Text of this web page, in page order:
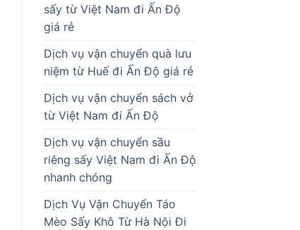
sấy từ Việt Nam đi Ấn Độ
giá rẻ
Dịch vụ vận chuyển quà lưu
niệm từ Huế đi Ấn Độ giá rẻ
Dịch vụ vận chuyển sách vở
từ Việt Nam đi Ấn Độ
Dịch vụ vận chuyển sầu
riêng sấy Việt Nam đi Ấn Độ
nhanh chóng
Dịch Vụ Vận Chuyển Táo
Mèo Sấy Khô Từ Hà Nội Đi